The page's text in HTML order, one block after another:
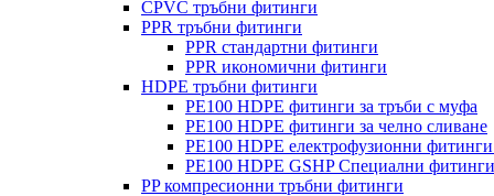
CPVC тръбни фитинги
PPR тръбни фитинги
PPR стандартни фитинги
PPR икономични фитинги
HDPE тръбни фитинги
PE100 HDPE фитинги за тръби с муфа
PE100 HDPE фитинги за челно сливане
PE100 HDPE електрофузионни фитинги
PE100 HDPE GSHP Специални фитинги
PP компресионни тръбни фитинги